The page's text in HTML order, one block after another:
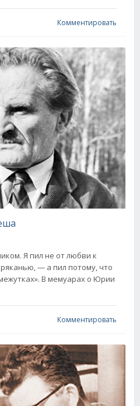
Комментировать
Я пил не от любви к
— а пил потому, что
В мемуарах о Юрии
Комментировать